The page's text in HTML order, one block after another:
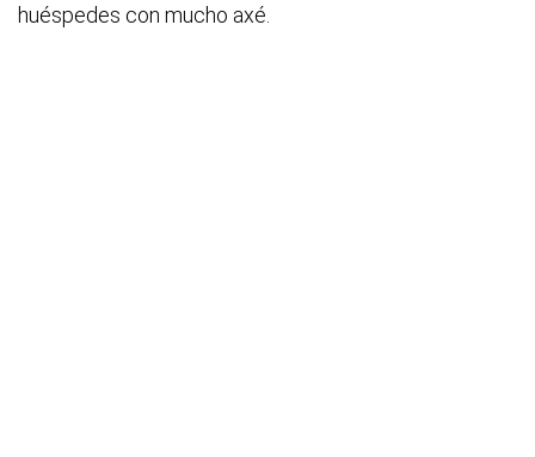
huéspedes con mucho axé.